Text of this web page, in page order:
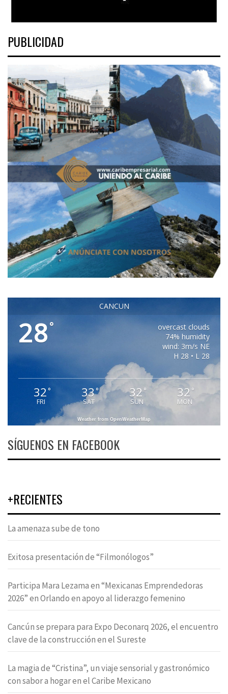
PUBLICIDAD
CANCUN
28°
overcast clouds
74% humidity
wind: 3m/s NE
H 28 • L 28
32°
FRI
33°
SAT
32 °
SUN
32 °
MON
Weather from OpenWeatherMap
SÍGUENOS EN FACEBOOK
+RECIENTES
La amenaza sube de tono
Exitosa presentación de “Filmonólogos”
Participa Mara Lezama en “Mexicanas Emprendedoras
2026” en Orlando en apoyo al liderazgo femenino
Cancún se prepara para Expo Deconarq 2026, el encuentro
clave de la construcción en el Sureste
La magia de “Cristina”, un viaje sensorial y gastronómico
con sabor a hogar en el Caribe Mexicano